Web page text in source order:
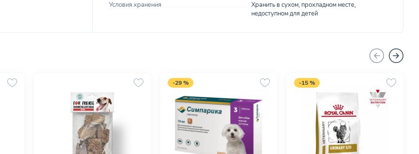
Условия хранения
Хранить в сухом, прохладном месте,
недоступном для детей
-29 % -15 %